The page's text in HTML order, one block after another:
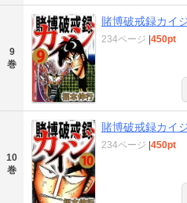
9
巻
賭博破戒録カイ
234ページ 450pt
10
巻
賭博破戒録カイ
234ページ 450pt